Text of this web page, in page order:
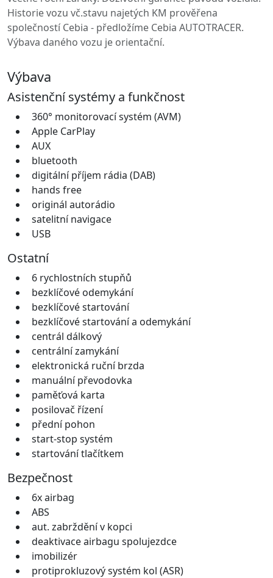
Historie vozu vč.stavu najetých KM prověřena
společností Cebia - předložíme Cebia AUTOTRACER.
Výbava daného vozu je orientační.
Výbava
Asistenční systémy a funkčnost
360° monitorovací systém (AVM)
Apple CarPlay
AUX
bluetooth
digitální příjem rádia (DAB)
hands free
originál autorádio
satelitní navigace
USB
Ostatní
6 rychlostních stupňů
bezklíčové odemykání
bezklíčové startování
bezklíčové startování a odemykání
centrál dálkový
centrální zamykání
elektronická ruční brzda
manuální převodovka
paměťová karta
posilovač řízení
přední pohon
start-stop systém
startování tlačítkem
Bezpečnost
6x airbag
ABS
aut. zabrždění v kopci
deaktivace airbagu spolujezdce
imobilizér
protiprokluzový systém kol (ASR)